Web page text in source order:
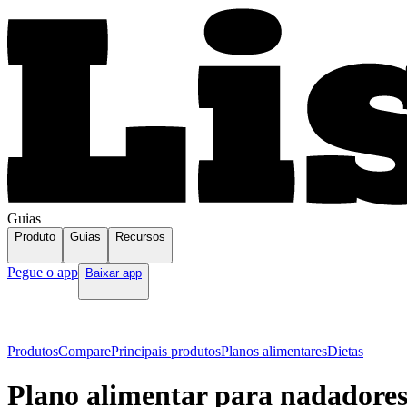
Guias
Produto Guias Recursos
Pegue o app Baixar app
ProdutosComparePrincipais produtosPlanos alimentaresDietas
Plano alimentar para nadadores